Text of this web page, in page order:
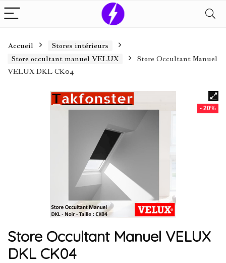
Accueil
Stores intérieurs
Store occultant manuel VELUX
Store Occultant Manuel
VELUX DKL CK04
- 20%
Store Occultant Manuel VELUX
DKL CK04